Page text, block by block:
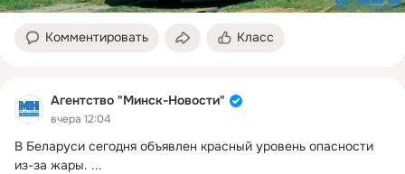
Комментировать Класс
Агентство "Минск-Новости"
вчера 12:04
В Беларуси сегодня объявлен красный уровень опасности
из-за жары. ...